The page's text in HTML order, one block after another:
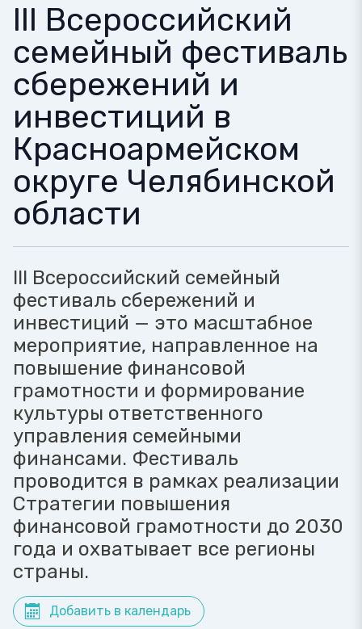
III Всероссийский
семейный фестиваль
сбережений и
инвестиций в
Красноармейском
округе Челябинской
области
III Всероссийский семейный
фестиваль сбережений и
инвестиций — это масштабное
мероприятие, направленное на
повышение финансовой
грамотности и формирование
культуры ответственного
управления семейными
финансами. Фестиваль
проводится в рамках реализации
Стратегии повышения
финансовой грамотности до 2030
года и охватывает все регионы
страны.
Добавить в календарь